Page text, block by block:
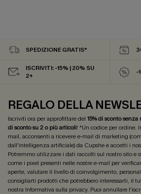
SPEDIZIONE GRATIS*
ISCRIVITI: -15% | 20% SU
2+
-
REGALO DELLA
Iscriviti ora per approfittare del 15% di sconto
di sconto su 2 o più articoli! *Un codice per ordine.
mail, acconsenti a ricevere e-mail di marketing
dall'intelligenza artificiale) da Cupshe e accetti i
Potremmo utilizzare i dati raccolti sul nostro sito e
come i pixel presenti nelle nostre e-mail per
aperte, valutare il livello di coinvolgimento,
consigliarti prodotti che potrebbero interessarti, il
nostra Informativa sulla privacy. Puoi annullare